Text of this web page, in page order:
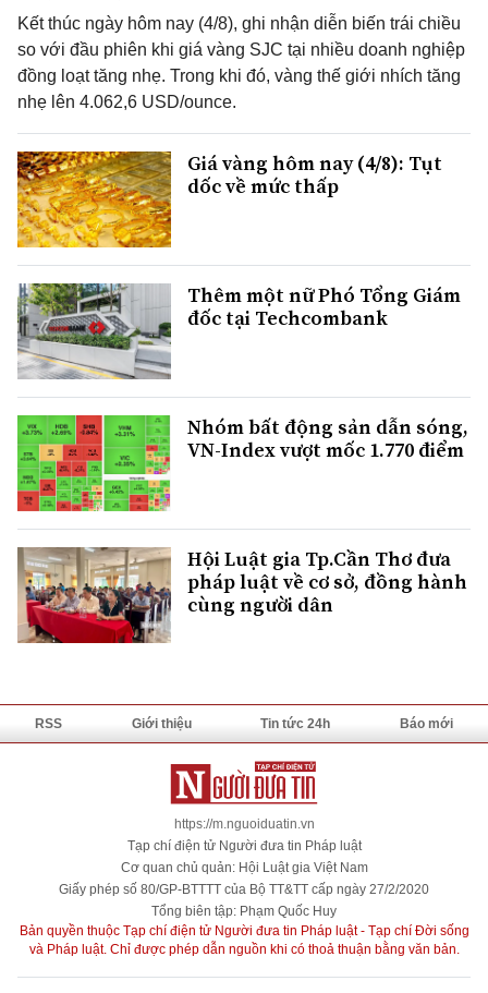
Kết thúc ngày hôm nay (4/8), ghi nhận diễn biến trái chiều
so với đầu phiên khi giá vàng SJC tại nhiều doanh nghiệp
đồng loạt tăng nhẹ. Trong khi đó, vàng thế giới nhích tăng
nhẹ lên 4.062,6 USD/ounce.
Giá vàng hôm nay (4/8): Tụt
dốc về mức thấp
Thêm một nữ Phó Tổng Giám
đốc tại Techcombank
Nhóm bất động sản dẫn sóng,
VN-Index vượt mốc 1.770 điểm
Hội Luật gia Tp.Cần Thơ đưa
pháp luật về cơ sở, đồng hành
cùng người dân
RSS Giới thiệu Tin tức 24h Báo mới
https://m.nguoiduatin.vn
Tạp chí điện tử Người đưa tin Pháp luật
Cơ quan chủ quản: Hội Luật gia Việt Nam
Giấy phép số 80/GP-BTTTT của Bộ TT&TT cấp ngày 27/2/2020
Tổng biên tập: Phạm Quốc Huy
Bản quyền thuộc Tạp chí điện tử Người đưa tin Pháp luật - Tạp chí Đời sống
và Pháp luật. Chỉ được phép dẫn nguồn khi có thoả thuận bằng văn bản.